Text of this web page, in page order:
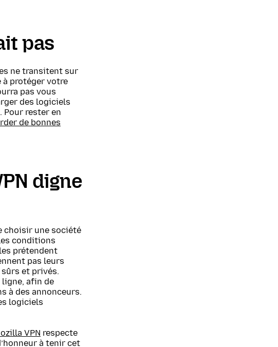
pas
ne transitent sur
à protéger votre
pas vous
des logiciels
Pour rester en
de bonnes
digne
choisir une société
conditions
prétendent
pas leurs
sûrs et privés.
afin de
à des annonceurs.
logiciels
VPN respecte
à tenir cet